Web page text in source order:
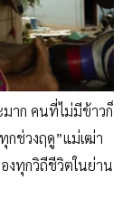
าก คนที่ไม่มีข้าวก็
กช่วงฤดู”แม่เฒ่า
งทุกวิถีชีวิตในย่าน